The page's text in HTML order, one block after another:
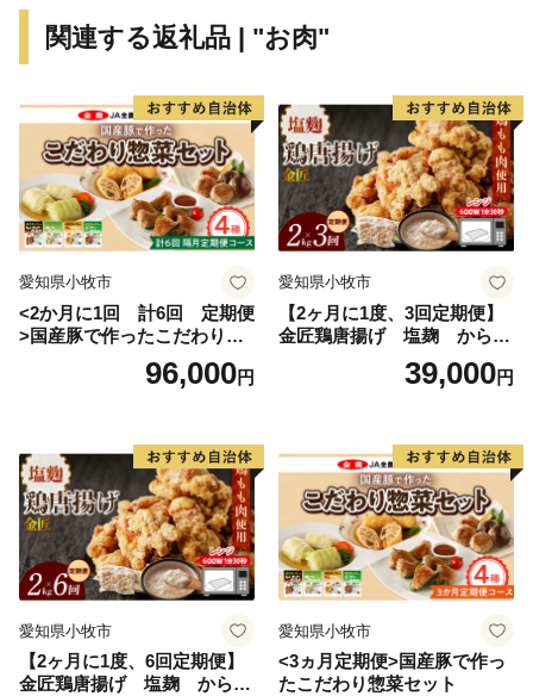
関連する返礼品 | "お肉"
愛知県小牧市
<2か月に1回 計6回 定期便
>国産豚で作ったこだわり惣
96,000円
愛知県小牧市
【2ヶ月に1度、3回定期便】
金匠鶏唐揚げ 塩麹 からあ
39,000円
愛知県小牧市
【2ヶ月に1度、6回定期便】
金匠鶏唐揚げ 塩麹 からあ
愛知県小牧市
<3ヵ月定期便>国産豚で作っ
たこだわり惣菜セット